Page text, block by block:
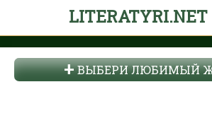
LITERATYRI.NET
ВЫБЕРИ ЛЮБИМЫЙ